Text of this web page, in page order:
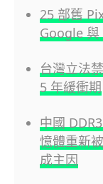
25 部舊
Google 與
台灣立法
5 年緩衝期
中國
憶體重新
成主因